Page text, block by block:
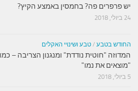
יש פרפרים פה? בחמסין באמצע הקיץ?
24 ביולי, 2018
החודש בטבע / טבע ושינויי האקלים
המדוזה "חוטית נודדת" ומנגנון הצריבה –
"מוצאים את נמו"
5 ביולי, 2018